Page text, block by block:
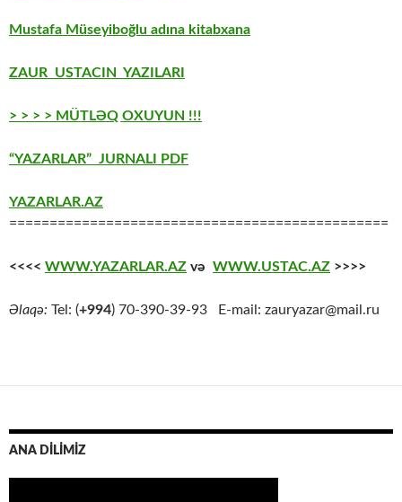
Mustafa Müseyiboğlu adına kitabxana
ZAUR USTACIN YAZILARI
> > > > MÜTLƏQ OXUYUN !!!
“YAZARLAR” JURNALI PDF
YAZARLAR.AZ
===============================================
<<<< WWW.YAZARLAR.AZ və WWW.USTAC.AZ >>>>
Əlaqə: Tel: (+994) 70-390-39-93 E-mail: zauryazar@mail.ru
ANA DİLİMİZ